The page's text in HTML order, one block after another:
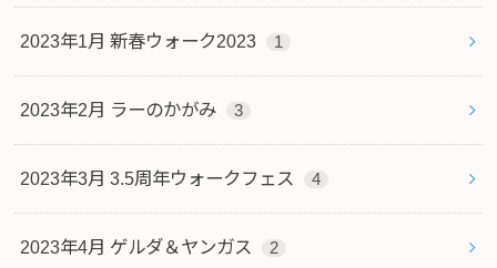
2023年1月 新春ウォーク2023 1
2023年2月 ラーのかがみ 3
2023年3月 3.5周年ウォークフェス 4
2023年4月 ゲルダ＆ヤンガス 2